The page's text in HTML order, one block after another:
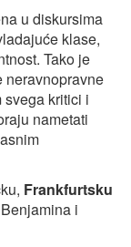
u diskursima
klase,
Tako je
neravnopravne
kritici i
nametati
Frankfurtsku
i